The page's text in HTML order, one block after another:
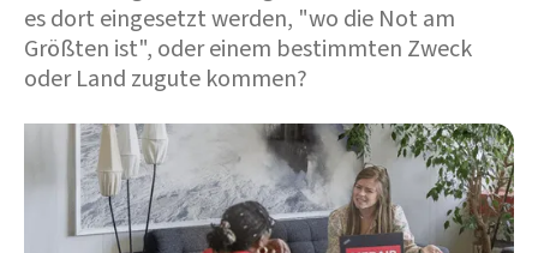
es dort eingesetzt werden, "wo die Not am
Größten ist", oder einem bestimmten Zweck
oder Land zugute kommen?